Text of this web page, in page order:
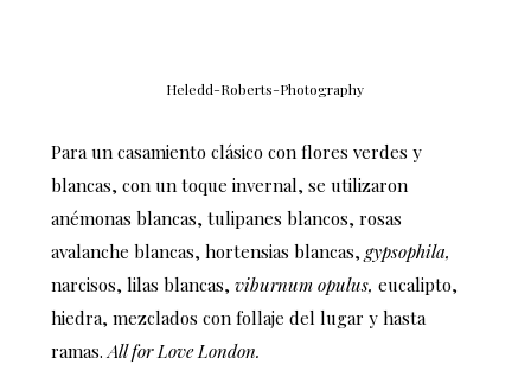
Heledd-Roberts-Photography
Para un casamiento clásico con flores verdes y
blancas, con un toque invernal, se utilizaron
anémonas blancas, tulipanes blancos, rosas
avalanche blancas, hortensias blancas, gypsophila,
narcisos, lilas blancas, viburnum opulus, eucalipto,
hiedra, mezclados con follaje del lugar y hasta
ramas. All for Love London.